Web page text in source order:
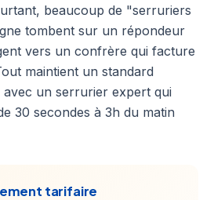
beaucoup de "serruriers
tombent sur un répondeur
vers un confrère qui facture
maintient un standard
un serrurier expert qui
30 secondes à 3h du matin
tarifaire